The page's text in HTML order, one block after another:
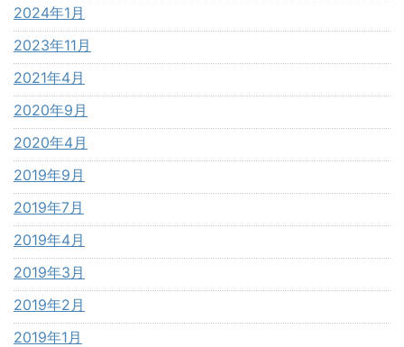
2024年1月
2023年11月
2021年4月
2020年9月
2020年4月
2019年9月
2019年7月
2019年4月
2019年3月
2019年2月
2019年1月